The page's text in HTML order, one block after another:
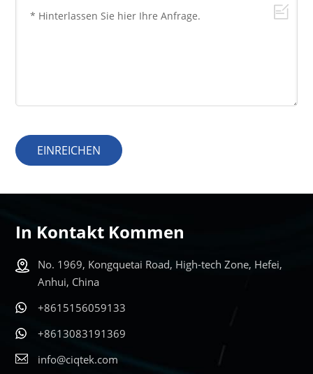
EINREICHEN
In Kontakt Kommen
No. 1969, Kongquetai Road, High-tech Zone, Hefei,
Anhui, China
+8615156059133
+8613083191369
info@ciqtek.com